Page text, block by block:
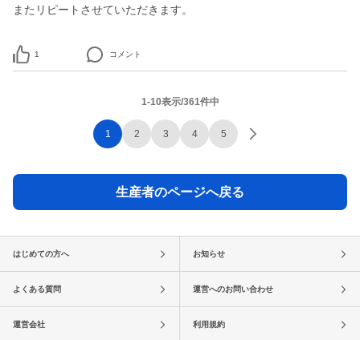
またリピートさせていただきます。
1 コメント
1-10表示/361件中
1 2 3 4 5
生産者のページへ戻る
はじめての方へ お知らせ
よくある質問 運営へのお問い合わせ
運営会社 利用規約